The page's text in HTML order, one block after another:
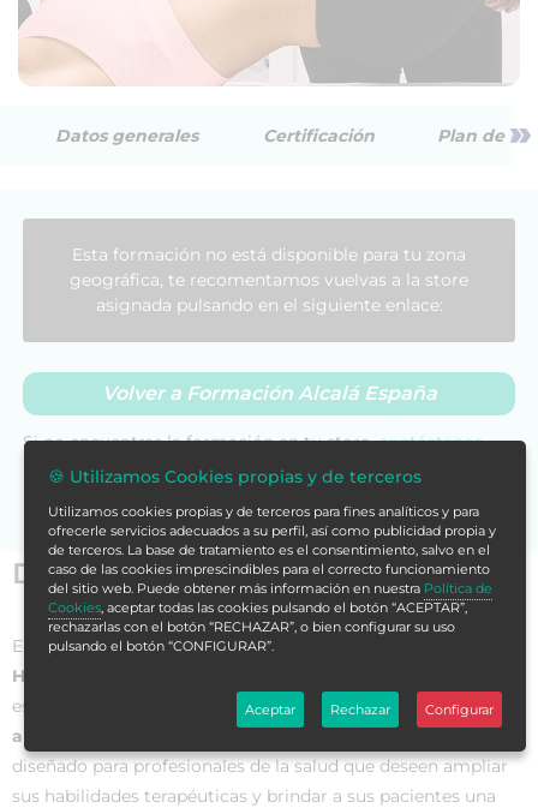
Datos generales Certificación Plan de »
Datos generales
El
Curso Universitario en Dominio de Técnicas
Hipopresivas en Práctica Clínica
especializada que
ofrece conocimientos y habilidades para
aplicar las técnicas hipopresivas en el ámbito clínico
diseñado para profesionales de la salud que deseen ampliar
sus habilidades terapéuticas y brindar a sus pacientes una
Esta formación no está disponible para tu zona
geográfica, te recomentamos vuelvas a la store
asignada pulsando en el siguiente enlace:
Volver a Formación Alcalá España
Si no encuentras la formación en tu store,contáctanos
para asesorarte.
🍪 Utilizamos Cookies propias y de terceros
Utilizamos cookies propias y de terceros para fines analíticos y para
ofrecerle servicios adecuados a su perfil, así como publicidad propia y
de terceros. La base de tratamiento es el consentimiento, salvo en el
caso de las cookies imprescindibles para el correcto funcionamiento
del sitio web. Puede obtener más información en nuestra Política de
Cookies, aceptar todas las cookies pulsando el botón “ACEPTAR”,
rechazarlas con el botón “RECHAZAR”, o bien configurar su uso
pulsando el botón “CONFIGURAR”.
Aceptar Rechazar Configurar